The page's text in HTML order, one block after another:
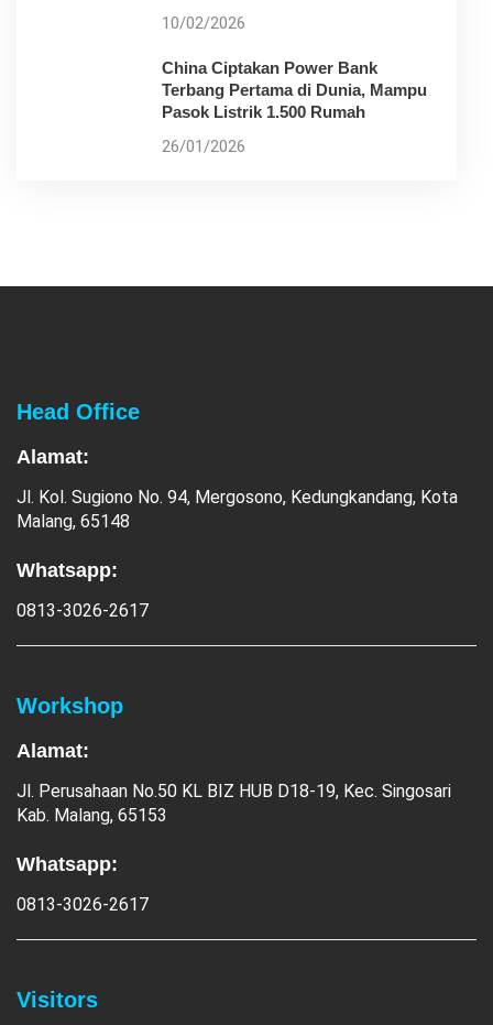
10/02/2026
China Ciptakan Power Bank
Terbang Pertama di Dunia, Mampu
Pasok Listrik 1.500 Rumah
26/01/2026
Head Office
Alamat:
Jl. Kol. Sugiono No. 94, Mergosono, Kedungkandang, Kota
Malang, 65148
Whatsapp:
0813-3026-2617
Workshop
Alamat:
Jl. Perusahaan No.50 KL BIZ HUB D18-19, Kec. Singosari
Kab. Malang, 65153
Whatsapp:
0813-3026-2617
Visitors